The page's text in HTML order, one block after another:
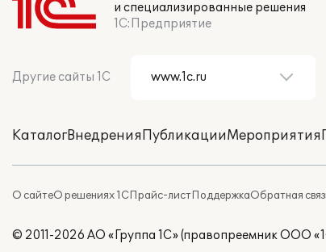
и специализированные решения
1С:Предприятие
Другие сайты 1С
КаталогВнедренияПубликацииМероприятия
О сайтеО решениях 1СПрайс-листПоддержкаОбратная
© 2011-2026 АО «Группа 1С» (правопреемник ООО